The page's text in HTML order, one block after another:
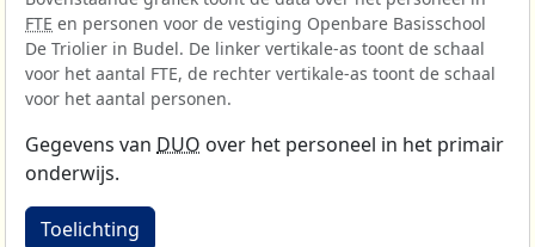
FTE en personen voor de vestiging Openbare Basisschool
De Triolier in Budel. De linker vertikale-as toont de schaal
voor het aantal FTE, de rechter vertikale-as toont de schaal
voor het aantal personen.
Gegevens van DUO over het personeel in het primair
onderwijs.
Toelichting